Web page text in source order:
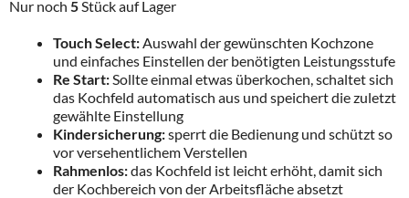
Nur noch 5 Stück auf Lager
Touch Select: Auswahl der gewünschten Kochzone
und einfaches Einstellen der benötigten Leistungsstufe
Re Start: Sollte einmal etwas überkochen, schaltet sich
das Kochfeld automatisch aus und speichert die zuletzt
gewählte Einstellung
Kindersicherung:sperrt die Bedienung und schützt so
vor versehentlichem Verstellen
Rahmenlos:das Kochfeld ist leicht erhöht, damit sich
der Kochbereich von der Arbeitsfläche absetzt